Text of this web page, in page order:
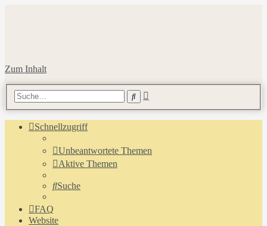
Zum Inhalt
Suche
Schnellzugriff
Unbeantwortete Themen
Aktive Themen
Suche
FAQ
Website